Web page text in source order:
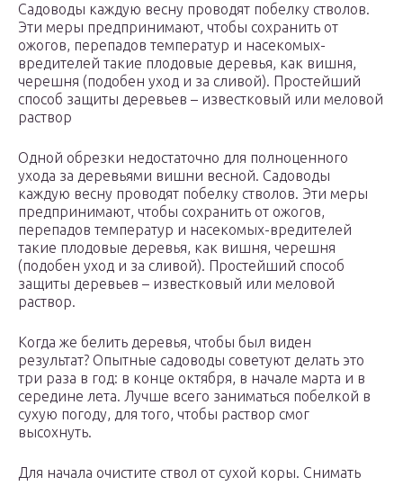
Садоводы каждую весну проводят побелку стволов.
Эти меры предпринимают, чтобы сохранить от
ожогов, перепадов температур и насекомых-
вредителей такие плодовые деревья, как вишня,
черешня (подобен уход и за сливой). Простейший
способ защиты деревьев – известковый или меловой
раствор
Одной обрезки недостаточно для полноценного
ухода за деревьями вишни весной. Садоводы
каждую весну проводят побелку стволов. Эти меры
предпринимают, чтобы сохранить от ожогов,
перепадов температур и насекомых-вредителей
такие плодовые деревья, как вишня, черешня
(подобен уход и за сливой). Простейший способ
защиты деревьев – известковый или меловой
раствор.
Когда же белить деревья, чтобы был виден
результат? Опытные садоводы советуют делать это
три раза в год: в конце октября, в начале марта и в
середине лета. Лучше всего заниматься побелкой в
сухую погоду, для того, чтобы раствор смог
высохнуть.
Для начала очистите ствол от сухой коры. Снимать